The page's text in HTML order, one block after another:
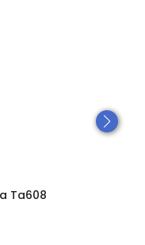
Ta608